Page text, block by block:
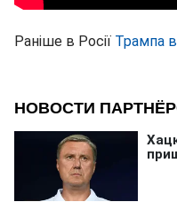
Раніше в Росії Трампа